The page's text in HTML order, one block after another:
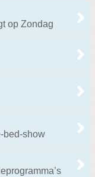
op Zondag
bed-show